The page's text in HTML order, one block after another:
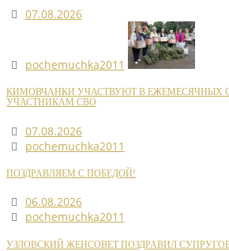
07.08.2026
pochemuchka2011
КИМОВЧАНКИ УЧАСТВУЮТ В ЕЖЕМЕСЯЧНЫХ
УЧАСТНИКАМ СВО
07.08.2026
pochemuchka2011
ПОЗДРАВЛЯЕМ С ПОБЕДОЙ!
06.08.2026
pochemuchka2011
УЗЛОВСКИЙ ЖЕНСОВЕТ ПОЗДРАВИЛ